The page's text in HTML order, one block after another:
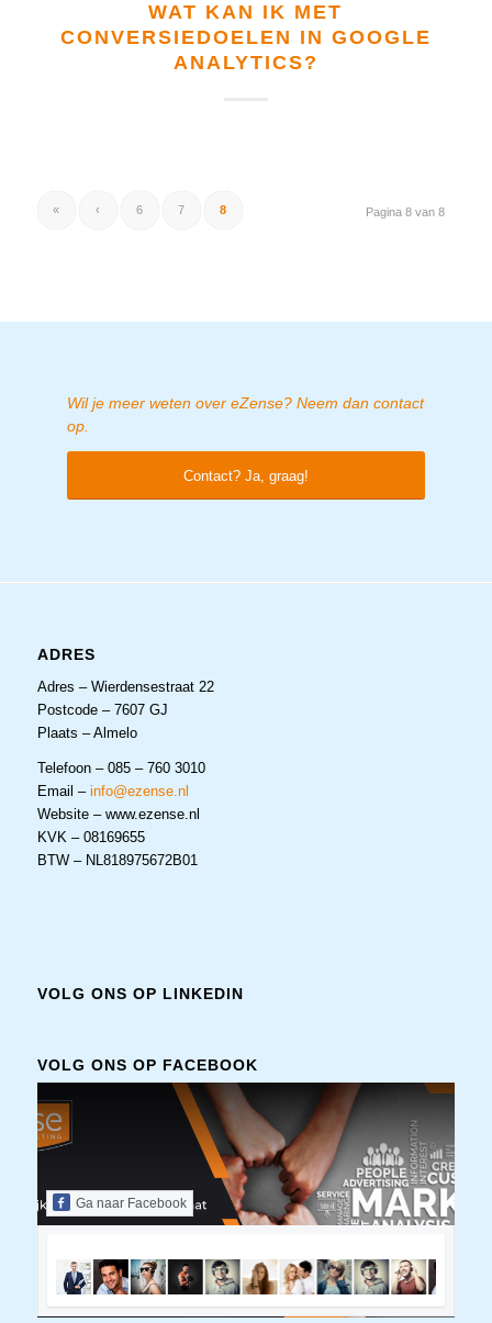
WAT KAN IK MET
CONVERSIEDOELEN IN GOOGLE
ANALYTICS?
Pagina 8 van 8
« ‹ 6 7 8
Wil je meer weten over eZense? Neem dan contact
op.
Contact? Ja, graag!
ADRES
Adres – Wierdensestraat 22
Postcode – 7607 GJ
Plaats – Almelo
Telefoon – 085 – 760 3010
Email – info@ezense.nl
Website – www.ezense.nl
KVK – 08169655
BTW – NL818975672B01
VOLG ONS OP LINKEDIN
VOLG ONS OP FACEBOOK
Ga naar Facebook